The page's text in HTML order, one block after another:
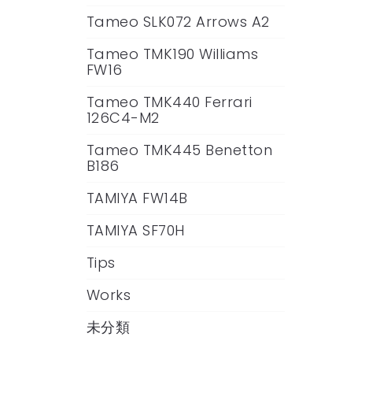
Tameo SLK072 Arrows A2
Tameo TMK190 Williams
FW16
Tameo TMK440 Ferrari
126C4-M2
Tameo TMK445 Benetton
B186
TAMIYA FW14B
TAMIYA SF70H
Tips
Works
未分類